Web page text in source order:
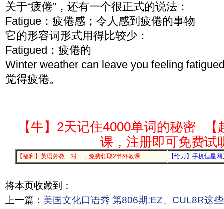
关于“疲倦”，还有一个很正式的说法：
Fatigue：疲倦感；令人感到疲倦的事物
它的形容词形式用得比较少：
Fatigued：疲倦的
Winter weather can leave you feeling
觉得疲倦。
【牛】2天记住4000单词的秘密
课，注册即可免费试
【福利】英语外教一对一，免费领取2节外教课 【给力】手机恒星
将本页收藏到：
上一篇： 美国文化口语秀 第806期:EZ、CUL8R这